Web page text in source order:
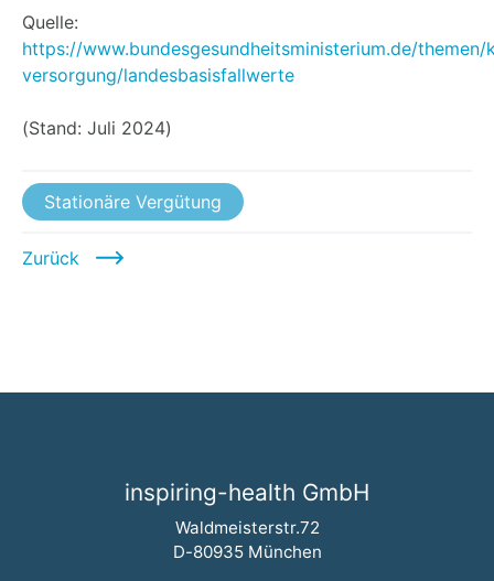
Quelle:
https://www.bundesgesundheitsministerium.de/
versorgung/landesbasisfallwerte
(Stand: Juli 2024)
Stationäre Vergütung
Zurück
inspiring-health GmbH
Waldmeisterstr.72
D-80935 München